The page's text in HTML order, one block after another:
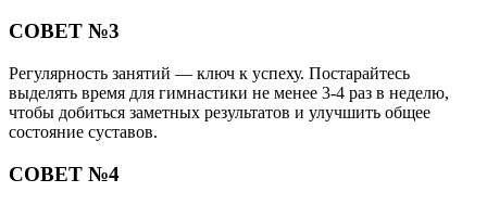
СОВЕТ №3
Регулярность занятий — ключ к успеху. Постарайтесь
выделять время для гимнастики не менее 3-4 раз в неделю,
чтобы добиться заметных результатов и улучшить общее
состояние суставов.
СОВЕТ №4